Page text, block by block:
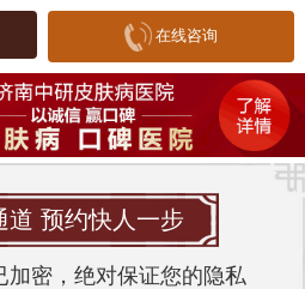
痒感，尤其在夜间加重，影
现在身体的任何部位，严重
胀。
病情让患者感到焦虑和不
在线咨询
道 预约快人一步
加密，绝对保证您的隐私